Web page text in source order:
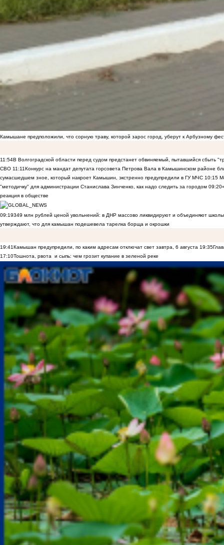
Камышане предположили, что сорную траву, которой зарос город, уберут к Арбузному
11:54В Волгоградской области перед судом предстанет обвиняемый, пытавшийся сбыть
СВО 11:11Конкурс на мандат депутата горсовета Петрова Вала в Камышинском районе
сумасшедшем зное, который накроет Камышин, экстренно предупредили в ГУ МЧС 10:15
"методичку" для администрации Станислава Зинченко, как надо следить за городом 09:20
реакция в обществе
09:19349 млн рублей ценой увольнений: в ДНР массово ликвидируют и объединяют
утверждают, что для камышан подешевела тарелка борща и окрошки
19:41Камышан предупредили, по каким адресам отключат свет завтра, 6 августа 19:35
17:10Тошнота, рвота и сыпь: чем грозит купание в зеленой реке